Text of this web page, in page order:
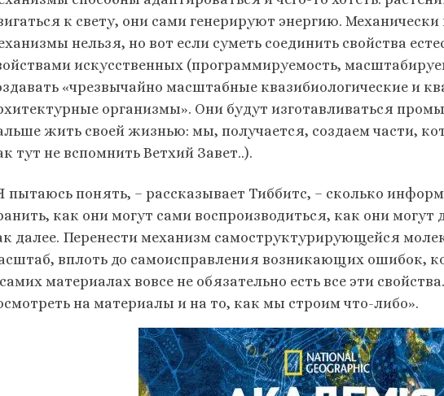
к свету, они сами генерируют энергию.
нельзя, но вот если суметь соединить свойства
искусственных (программируемость,
«чрезвычайно масштабные квазибиологические и
организмы». Они будут изготавливаться
жить своей жизнью: мы, получается, создаем части,
тут не вспомнить Ветхий Завет..).
пытаюсь понять, – рассказывает Тиббитс, – сколько
как они могут сами воспроизводиться, как они могут
далее. Перенести механизм самоструктурирующейся
вплоть до самоисправления возникающих ошибок,
материалах вовсе не обязательно есть все эти
на материалы и на то, как мы строим что-либо».